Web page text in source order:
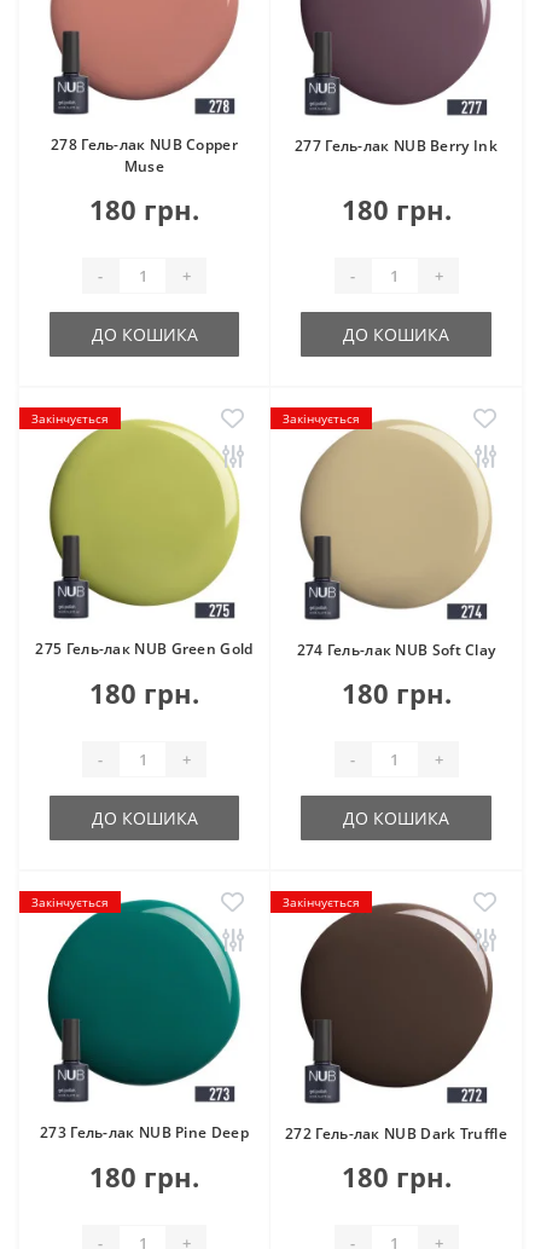
278 Гель-лак NUB Copper
Muse
180 грн.
- +
ДО КОШИКА
277 Гель-лак NUB Berry Ink
180 грн.
- +
ДО КОШИКА
Закінчується
275 Гель-лак NUB Green Gold
180 грн.
- +
ДО КОШИКА
Закінчується
274 Гель-лак NUB Soft Clay
180 грн.
- +
ДО КОШИКА
Закінчується
273 Гель-лак NUB Pine Deep
180 грн.
- +
Закінчується
272 Гель-лак NUB Dark Truffle
180 грн.
- +